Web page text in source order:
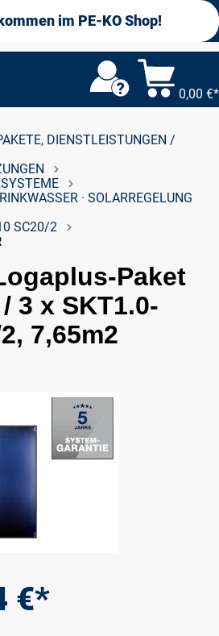
im PE-KO Shop!
0,00 €*
DIENSTLEISTUNGEN /
· SOLARREGELUNG
SC20/2
Paket
3 x SKT1.0-
7,65m2
€*